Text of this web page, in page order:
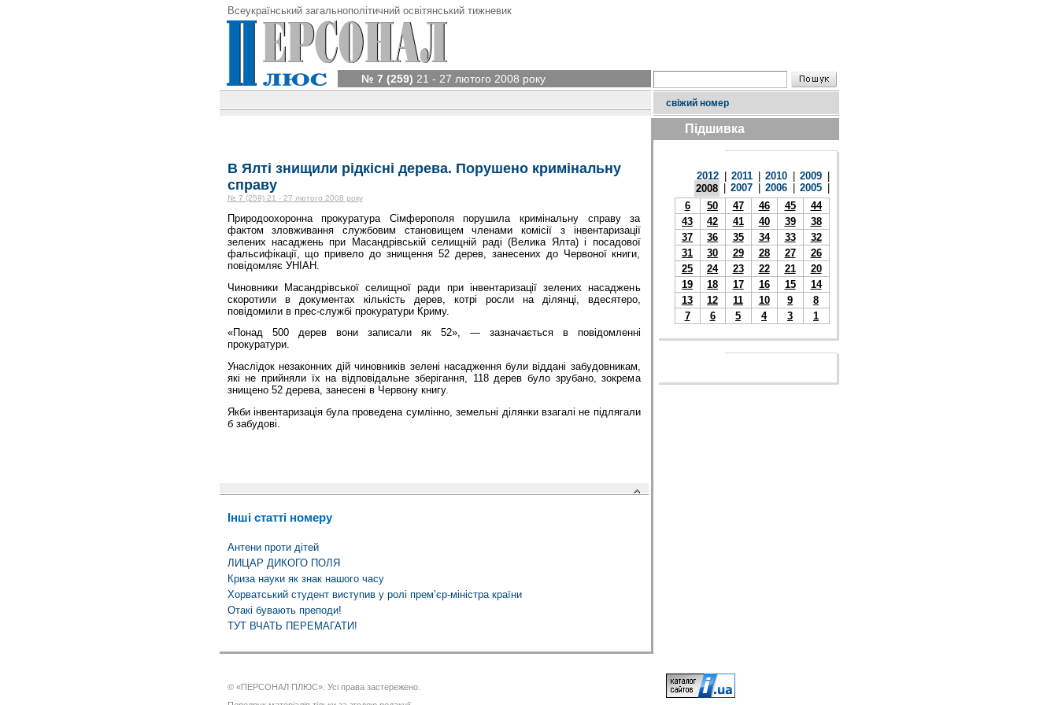
Всеукраїнський загальнополітичний освітянський тижневик
№ 7 (259) 21 - 27 лютого 2008 року
свіжий номер
В Ялті знищили рідкісні дерева. Порушено кримінальну
справу
№ 7 (259) 21 - 27 лютого 2008 року
Природоохоронна прокуратура Сімферополя порушила кримінальну справу за
фактом зловживання службовим становищем членами комісії з інвентаризації
зелених насаджень при Масандрівській селищній раді (Велика Ялта) і посадової
фальсифікації, що привело до знищення 52 дерев, занесених до Червоної книги,
повідомляє УНІАН.
Чиновники Масандрівської селищної ради при інвентаризації зелених насаджень
скоротили в документах кількість дерев, котрі росли на ділянці, вдесятеро,
повідомили в прес-службі прокуратури Криму.
«Понад 500 дерев вони записали як 52», — зазначається в повідомленні
прокуратури.
Унаслідок незаконних дій чиновників зелені насадження були віддані забудовникам,
які не прийняли їх на відповідальне зберігання, 118 дерев було зрубано, зокрема
знищено 52 дерева, занесені в Червону книгу.
Якби інвентаризація була проведена сумлінно, земельні ділянки взагалі не підлягали
б забудові.
Інші статті номеру
Антени проти дітей
ЛИЦАР ДИКОГО ПОЛЯ
Криза науки як знак нашого часу
Хорватський студент виступив у ролі прем’єр-міністра країни
Отакі бувають преподи!
ТУТ ВЧАТЬ ПЕРЕМАГАТИ!
Підшивка
2012 2011 2010 2009
2008
2007 2006 2005
6
50 47 46 45
44
43
42 41 40 39
38
37
36 35 34 33
32
31
30 29 28 27
26
25
24 23 22 21
20
19
18 17 16 15
14
13
12 11 10 9
8
7
6 5 4 3 1
© «ПЕРСОНАЛ ПЛЮС». Усі права застережено.